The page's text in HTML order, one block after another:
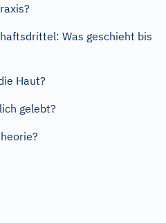
Was geschieht bis
Haut?
gelebt?